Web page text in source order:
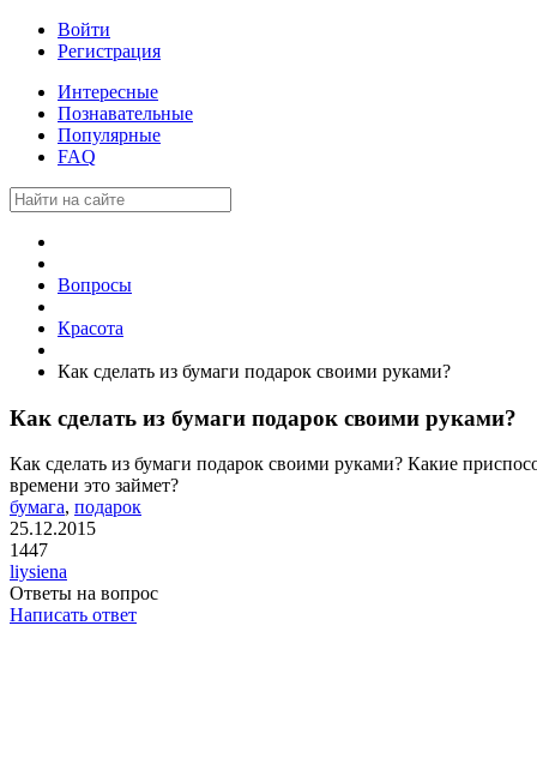
Войти
Регистрация
Интересные
Познавательные
Популярные
FAQ
Вопросы
Красота
Как сделать из бумаги подарок своими руками?
Как сделать из бумаги подарок своими руками?
Как сделать из бумаги подарок своими руками? Какие
времени это займет?
бумага, подарок
25.12.2015
1447
liysiena
Ответы на вопрос
Написать ответ